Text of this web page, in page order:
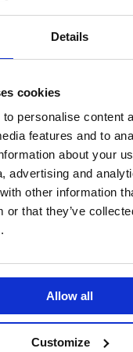
Details
cookies
personalise content
features and to
about your
advertising and
other information
or that they’ve
Allow all
Customize
by se vám